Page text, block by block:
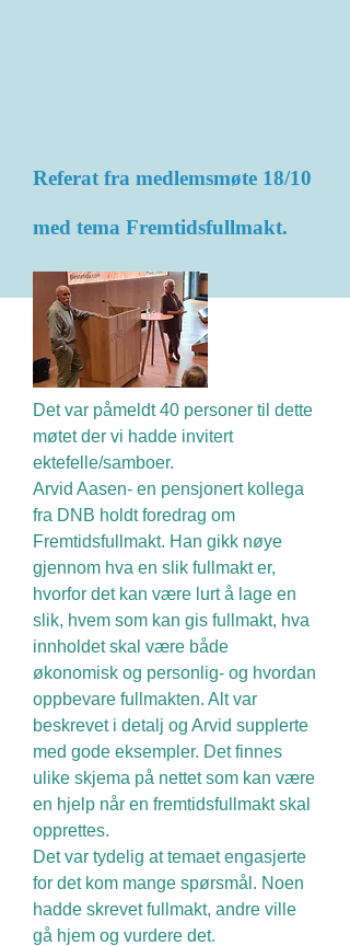
Referat fra medlemsmøte 18/10
med tema Fremtidsfullmakt.
Det var påmeldt 40 personer til dette
møtet der vi hadde invitert
ektefelle/samboer.
Arvid Aasen- en pensjonert kollega
fra DNB holdt foredrag om
Fremtidsfullmakt. Han gikk nøye
gjennom hva en slik fullmakt er,
hvorfor det kan være lurt å lage en
slik, hvem som kan gis fullmakt, hva
innholdet skal være både
økonomisk og personlig- og hvordan
oppbevare fullmakten. Alt var
beskrevet i detalj og Arvid supplerte
med gode eksempler. Det finnes
ulike skjema på nettet som kan være
en hjelp når en fremtidsfullmakt skal
opprettes.
Det var tydelig at temaet engasjerte
for det kom mange spørsmål. Noen
hadde skrevet fullmakt, andre ville
gå hjem og vurdere det.